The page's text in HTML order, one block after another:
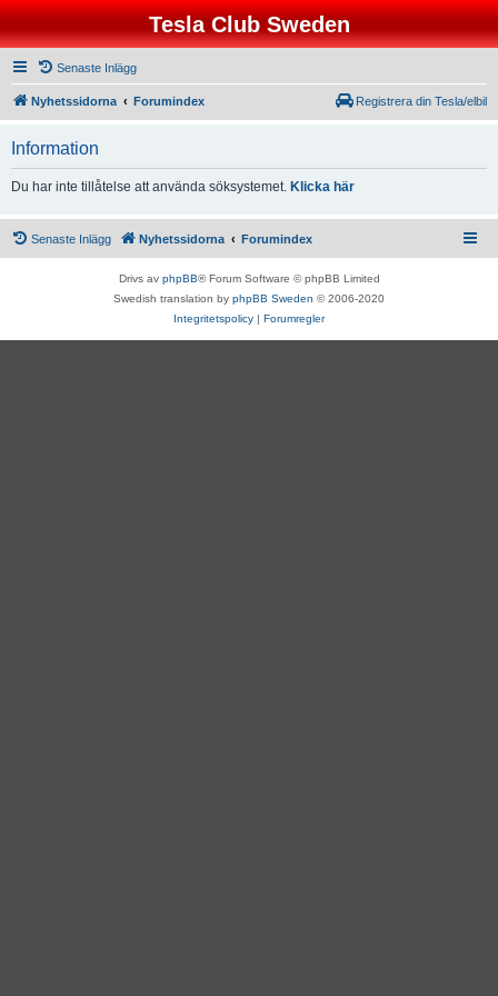
Tesla Club Sweden
Senaste Inlägg
Nyhetssidorna Forumindex Registrera din Tesla/elbil
Information
Du har inte tillåtelse att använda söksystemet. Klicka här
Senaste Inlägg Nyhetssidorna Forumindex
Drivs av phpBB® Forum Software © phpBB Limited
Swedish translation by phpBB Sweden © 2006-2020
Integritetspolicy | Forumregler